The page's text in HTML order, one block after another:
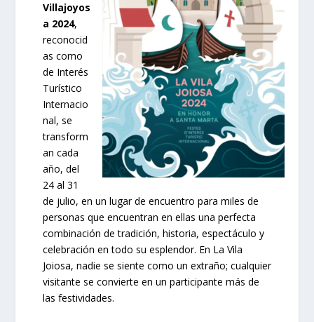
Villajoyos
a 2024,
reconocid
as como
de Interés
Turístico
Internacio
nal, se
transform
an cada
año, del
24 al 31
de julio, en un lugar de encuentro para miles de
personas que encuentran en ellas una perfecta
combinación de tradición, historia, espectáculo y
celebración en todo su esplendor. En La Vila
Joiosa, nadie se siente como un extraño; cualquier
visitante se convierte en un participante más de
las festividades.